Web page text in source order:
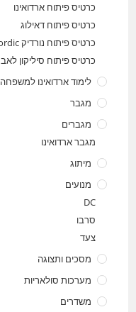
כרטיס פיתוח ארדואינו
כרטיס פיתוח דאילוג
כרטיס פיתוח נורדיק nordic
כרטיס פיתוח סיליקון לאב
לימוד ארדואינו למשפחה
מגבר
מגברים
מגבר ארדואינו
מיתוג
מנועים
DC
סרבו
צעד
מסכים ותצוגה
מערכות סולאריות
משדרים